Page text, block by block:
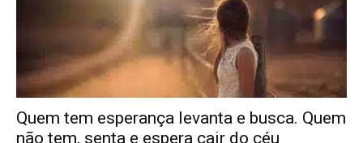
Quem tem esperança levanta e busca. Quem
não tem, senta e espera cair do céu